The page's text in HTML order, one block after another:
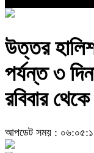
উত্তর
পর্যন্ত ৩
রবিবার থেকে
আপডেট সময় : ০৬:০৫:১৮